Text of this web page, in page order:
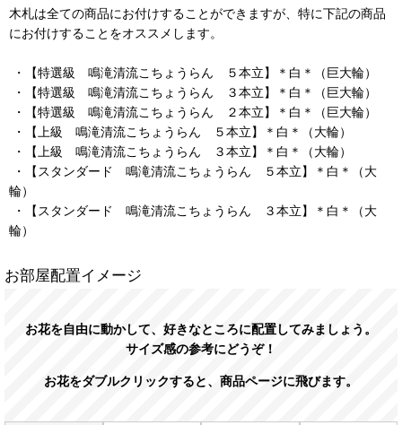
木札は全ての商品にお付けすることができますが、特に下記の商品
にお付けすることをオススメします。
・【特選級 鳴滝清流こちょうらん ５本立】＊白＊（巨大輪）
・【特選級 鳴滝清流こちょうらん ３本立】＊白＊（巨大輪）
・【特選級 鳴滝清流こちょうらん ２本立】＊白＊（巨大輪）
・【上級 鳴滝清流こちょうらん ５本立】＊白＊（大輪）
・【上級 鳴滝清流こちょうらん ３本立】＊白＊（大輪）
・【スタンダード 鳴滝清流こちょうらん ５本立】＊白＊（大
輪）
・【スタンダード 鳴滝清流こちょうらん ３本立】＊白＊（大
輪）
お部屋配置イメージ
お花を自由に動かして、好きなところに配置してみましょう。
サイズ感の参考にどうぞ！
お花をダブルクリックすると、商品ページに飛びます。